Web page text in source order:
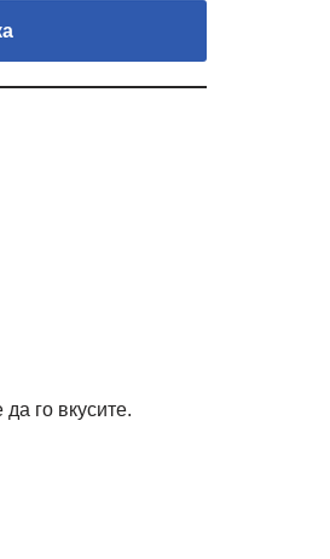
го вкусите.